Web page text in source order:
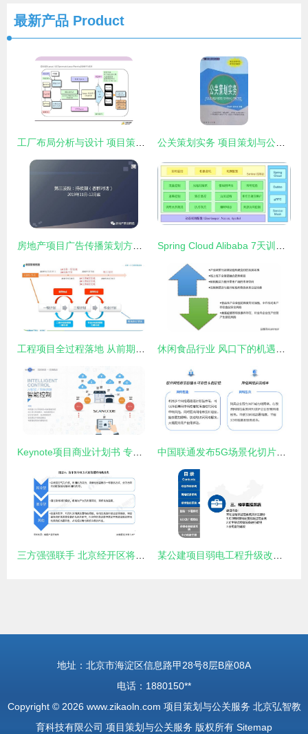
最新产品 Product
地址：北京市海淀区信息路甲28号8层B座08A
电话：1880150**
Copyright © 2026 www.zikaoln.com 项目策划与公关服务 北京弘智教
育科技有限公司 项目策划与公关服务 版权所有 Sitemap